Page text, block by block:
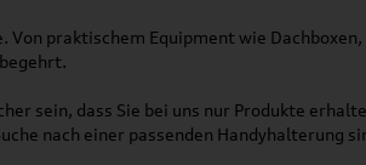
praktischem Equipment wie
sein, dass Sie bei uns nur Produkte
nach einer passenden Handyhalterung